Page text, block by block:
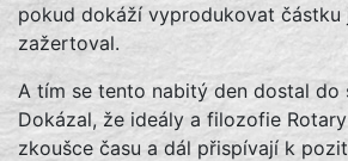
pokud dokáží vyprodukovat částku
zažertoval.
A tím se tento nabitý den dostal do
Dokázal, že ideály a filozofie
zkoušce času a dál přispívají k